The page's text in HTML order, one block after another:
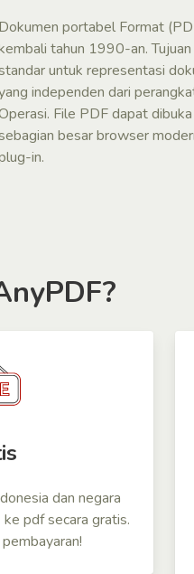
Dokumen portabel Format
tahun 1990-an.
untuk representasi
independen dari
File PDF dapat
besar browser
in.
dan negara
pdf secara gratis.